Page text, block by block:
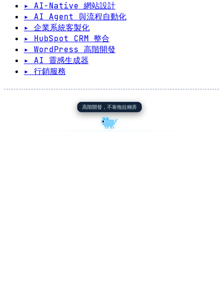
▸ AI-Native 網站設計
▸ AI Agent 與流程自動化
▸ 企業系統客製化
▸ HubSpot CRM 整合
▸ WordPress 高階開發
▸ AI 靈感生成器
▸ 行銷服務
高階開發，不靠拖拉糊弄